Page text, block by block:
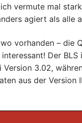
vermute mal
agiert als alle
vorhanden – die
Der BLS
Version 3.02,
aus der Version